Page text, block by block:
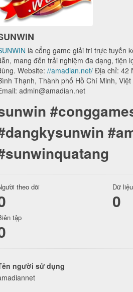
là cổng game giải trí trực tuyến
mang đến trải nghiệm đa dạng, tiện
Website: //amadian.net/ Địa chỉ: 42
Thạnh, Thành phố Hồ Chí Minh,
admin@amadian.net
theo dõi Dữ liệu
0
tập
người sử dụng